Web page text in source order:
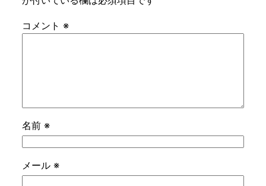
コメント ※
名前 ※
メール ※